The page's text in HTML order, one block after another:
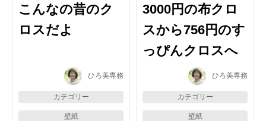
こんなの昔のク
ロスだよ
ひろ美専務
カテゴリー
壁紙
3000円の布クロ
スから756円のす
っぴんクロスへ
ひろ美専務
カテゴリー
壁紙